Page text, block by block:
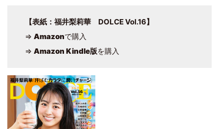
【表紙：福井梨莉華 DOLCE Vol.16】
⇒ Amazonで購入
⇒ Amazon Kindle版を購入